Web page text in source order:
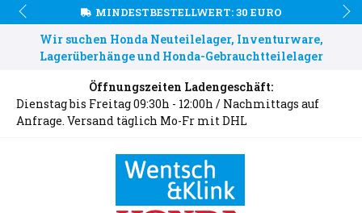
MINDESTBESTELLWERT: 30 EURO
Wir suchen Honda Neuteilelager, Inventurware,
Lagerüberhänge und Honda-Gebrauchtteilelager
Öffnungszeiten Ladengeschäft:
Dienstag bis Freitag 09:30h - 12:00h / Nachmittags auf
Anfrage. Versand täglich Mo-Fr mit DHL